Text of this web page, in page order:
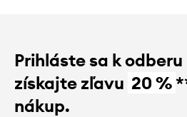
Prihláste sa k
získajte zľavu 20 %
nákup.